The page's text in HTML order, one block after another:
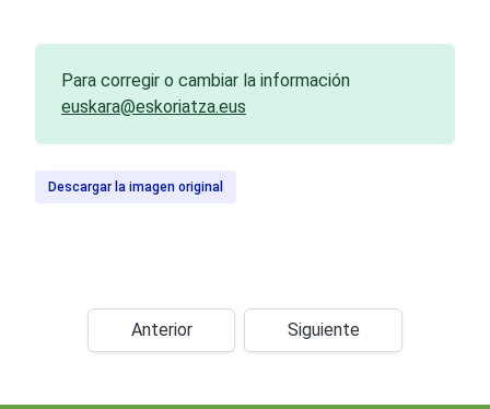
Para corregir o cambiar la información
euskara@eskoriatza.eus
Descargar la imagen original
Anterior Siguiente